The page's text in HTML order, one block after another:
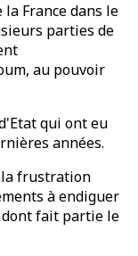
France dans le
parties de
au pouvoir
qui ont eu
années.
la frustration
à endiguer
dont fait partie le